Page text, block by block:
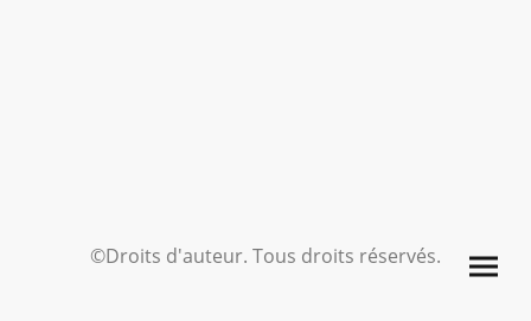
©Droits d'auteur. Tous droits réservés.